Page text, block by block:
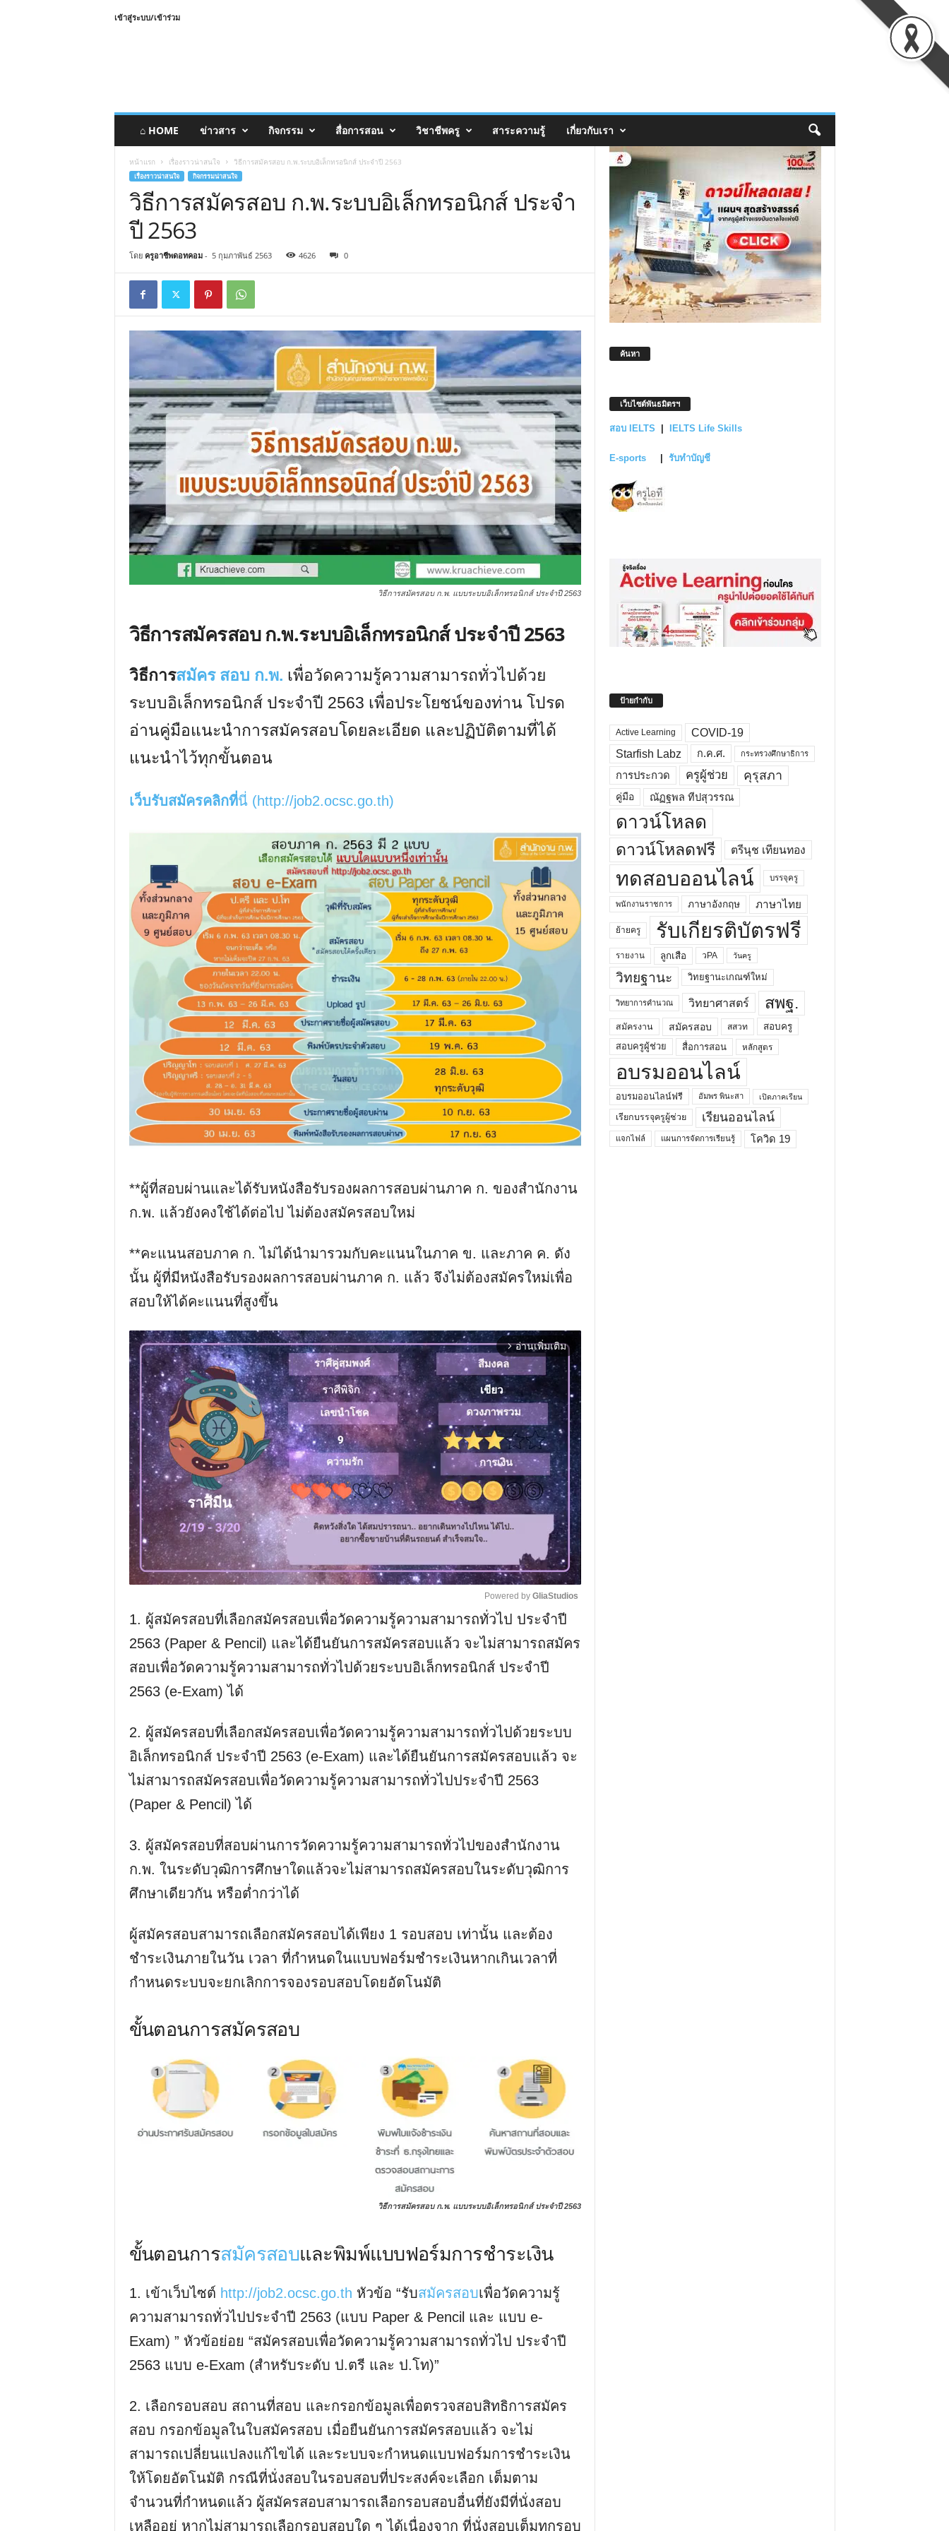
เข้าสู่ระบบ/เข้าร่วม
⌂ HOME ข่าวสาร กิจกรรม สื่อการสอน วิชาชีพครู สาระความรู้ เกี่ยวกับเรา
หน้าแรก เรื่องราวน่าสนใจ วิธีการสมัครสอบ ก.พ.ระบบอิเล็กทรอนิกส์ ประจำปี 2563
เรื่องราวน่าสนใจ กิจกรรมน่าสนใจ
วิธีการสมัครสอบ ก.พ.ระบบอิเล็กทรอนิกส์ ประจำ
ปี 2563
โดย ครูอาชีพดอทคอม- 5 กุมภาพันธ์ 2563 4626 0
วิธีการสมัครสอบ ก.พ. แบบระบบอิเล็กทรอนิกส์ ประจำปี 2563
วิธีการสมัครสอบ ก.พ.ระบบอิเล็กทรอนิกส์ ประจำปี 2563
วิธีการสมัคร สอบ ก.พ. เพื่อวัดความรู้ความสามารถทั่วไปด้วย
ระบบอิเล็กทรอนิกส์ ประจำปี 2563 เพื่อประโยชน์ของท่าน โปรด
อ่านคู่มือแนะนำการสมัครสอบโดยละเอียด และปฏิบัติตามที่ได้
แนะนำไว้ทุกขั้นตอน
เว็บรับสมัครคลิกที่นี่ (http://job2.ocsc.go.th)
**ผู้ที่สอบผ่านและได้รับหนังสือรับรองผลการสอบผ่านภาค ก. ของสำนักงาน
ก.พ. แล้วยังคงใช้ได้ต่อไป ไม่ต้องสมัครสอบใหม่
**คะแนนสอบภาค ก. ไม่ได้นำมารวมกับคะแนนในภาค ข. และภาค ค. ดัง
นั้น ผู้ที่มีหนังสือรับรองผลการสอบผ่านภาค ก. แล้ว จึงไม่ต้องสมัครใหม่เพื่อ
สอบให้ได้คะแนนที่สูงขึ้น
arrow_forward_ios อ่านเพิ่มเติม
M
t
Powered by GliaStudios
1. ผู้สมัครสอบที่เลือกสมัครสอบเพื่อวัดความรู้ความสามารถทั่วไป ประจำปี
2563 (Paper & Pencil) และได้ยืนยันการสมัครสอบแล้ว จะไม่สามารถสมัคร
สอบเพื่อวัดความรู้ความสามารถทั่วไปด้วยระบบอิเล็กทรอนิกส์ ประจำปี
2563 (e-Exam) ได้
2. ผู้สมัครสอบที่เลือกสมัครสอบเพื่อวัดความรู้ความสามารถทั่วไปด้วยระบบ
อิเล็กทรอนิกส์ ประจำปี 2563 (e-Exam) และได้ยืนยันการสมัครสอบแล้ว จะ
ไม่สามารถสมัครสอบเพื่อวัดความรู้ความสามารถทั่วไปประจำปี 2563
(Paper & Pencil) ได้
3. ผู้สมัครสอบที่สอบผ่านการวัดความรู้ความสามารถทั่วไปของสำนักงาน
ก.พ. ในระดับวุฒิการศึกษาใดแล้วจะไม่สามารถสมัครสอบในระดับวุฒิการ
ศึกษาเดียวกัน หรือต่ำกว่าได้
ผู้สมัครสอบสามารถเลือกสมัครสอบได้เพียง 1 รอบสอบ เท่านั้น และต้อง
ชำระเงินภายในวัน เวลา ที่กำหนดในแบบฟอร์มชำระเงินหากเกินเวลาที่
กำหนดระบบจะยกเลิกการจองรอบสอบโดยอัตโนมัติ
ขั้นตอนการสมัครสอบ
วิธีการสมัครสอบ ก.พ. แบบระบบอิเล็กทรอนิกส์ ประจำปี 2563
ขั้นตอนการสมัครสอบและพิมพ์แบบฟอร์มการชำระเงิน
1. เข้าเว็บไซต์ http://job2.ocsc.go.th หัวข้อ “รับสมัครสอบเพื่อวัดความรู้
ความสามารถทั่วไปประจำปี 2563 (แบบ Paper & Pencil และ แบบ e-
Exam) ” หัวข้อย่อย “สมัครสอบเพื่อวัดความรู้ความสามารถทั่วไป ประจำปี
2563 แบบ e-Exam (สำหรับระดับ ป.ตรี และ ป.โท)”
2. เลือกรอบสอบ สถานที่สอบ และกรอกข้อมูลเพื่อตรวจสอบสิทธิการสมัคร
สอบ กรอกข้อมูลในใบสมัครสอบ เมื่อยืนยันการสมัครสอบแล้ว จะไม่
สามารถเปลี่ยนแปลงแก้ไขได้ และระบบจะกำหนดแบบฟอร์มการชำระเงิน
ให้โดยอัตโนมัติ กรณีที่นั่งสอบในรอบสอบที่ประสงค์จะเลือก เต็มตาม
จำนวนที่กำหนดแล้ว ผู้สมัครสอบสามารถเลือกรอบสอบอื่นที่ยังมีที่นั่งสอบ
เหลืออยู่ หากไม่สามารถเลือกรอบสอบใด ๆ ได้เนื่องจาก ที่นั่งสอบเต็มทุกรอบ
ค้นหา
เว็บไซต์พันธมิตรฯ
สอบ IELTS IELTS Life Skills
E-sports รับทำบัญชี
ป้ายกำกับ
Active Learning
COVID-19
Starfish Labz
ก.ค.ศ. กระทรวงศึกษาธิการ
การประกวด ครูผู้ช่วย คุรุสภา
คู่มือ ณัฏฐพล ทีปสุวรรณ
ดาวน์โหลด
ดาวน์โหลดฟรี ตรีนุช เทียนทอง
ทดสอบออนไลน์ บรรจุครู
พนักงานราชการ ภาษาอังกฤษ ภาษาไทย
ย้ายครู รับเกียรติบัตรฟรี
รายงาน ลูกเสือ วPA วันครู
วิทยฐานะ วิทยฐานะเกณฑ์ใหม่
วิทยาการคำนวณ วิทยาศาสตร์ สพฐ.
สมัครงาน สมัครสอบ สสวท
สอบครู
สอบครูผู้ช่วย
สื่อการสอน หลักสูตร
อบรมออนไลน์
อบรมออนไลน์ฟรี อัมพร พินะสา เปิดภาคเรียน
เรียกบรรจุครูผู้ช่วย เรียนออนไลน์
แจกไฟล์ แผนการจัดการเรียนรู้ โควิด 19